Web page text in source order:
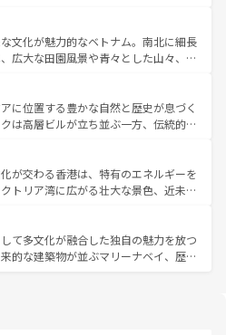
スイーツなど、バラエティ豊かな料理
る。 なお、新着の台湾情報は コンテンツ一覧を参
せば四季折々の自然美を楽しむことが
ムチや焼肉、絶品のストリートフード
国料理が待っている。夜には、韓国な
ら、韓国の多彩な魅力を心ゆくまで味
わってみてほしい。 なお、新着の韓国情報はコンテンツ一
。
文化が魅力的なベトナム。南北に細長
広大な田園風景や青々とした山々、世
統が息づく。ハノイの古い町並みやホ
ス統治時代の建物も、独特の雰囲気を
た、バラエティの豊かさとおいしさで
ンミー、ベトナムコーヒーなどは、ぜ
。どの地域を訪れてもあたたかい人々
れるので、きっと忘れられない旅にな
に位置する豊かな自然と歴史が息づく
は高層ビルが立ち並ぶ一方、伝統的な
る。北部ではチェンマイなどの山岳地
、南部ではプーケットやクラビの美し
気分を楽しむことができる。タイ料理
中温暖で、どの季節にも異なる楽しみ
みやすいタイの人々、仏教を中心とし
な観光資源が、訪れる旅人を魅了し続
が交わる香港は、特有のエネルギーを
トリア湾に広がる壮大な景色、近未来
感動するはず。観光スポットが密集し
どころを回れるのも魅力。息をのむよ
な体験まで、香港を存分に楽しみ尽く
て多文化が融合した独自の魅力を放つ
的な建築物が並ぶマリーナベイ、歴史